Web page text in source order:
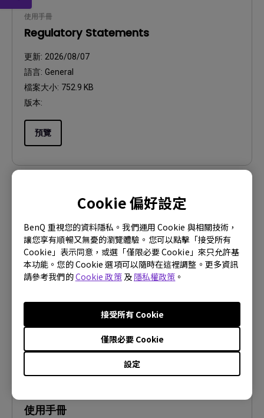
Cookie 偏好設定
BenQ 重視您的資料隱私。我們運用 Cookie 與相關技術，
讓您享有順暢又無憂的瀏覽體驗。您可以點擊「接受所有
Cookie」表示同意，或選「僅限必要 Cookie」來只允許基
本功能。您的 Cookie 選項可以隨時在這裡調整。更多資訊
請參考我們的Cookie 政策及 隱私權政策 。
設定
僅限必要 Cookie
接受所有 Cookie
使用手冊
Regulatory Statements
更新: 2026/08/07
語言: General
檔案大小: 752.9 KB
版本:
預覽
安全警告通知
更新:2021/01/05
語言:Traditional Chinese
檔案大小:458.74 KB
使用手冊